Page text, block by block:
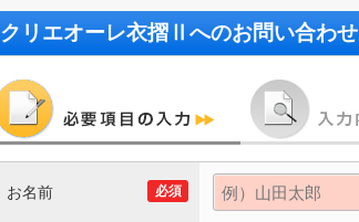
クリエオーレ衣摺Ⅱ へのお問い合わせ
必須
お名前